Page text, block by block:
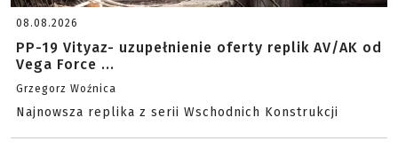
08.08.2026
PP-19 Vityaz- uzupełnienie oferty replik AV/AK od
Vega Force ...
Grzegorz Woźnica
Najnowsza replika z serii Wschodnich Konstrukcji